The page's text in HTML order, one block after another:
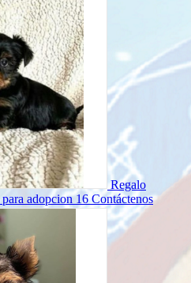
Regalo
adopcion 16 Contáctenos